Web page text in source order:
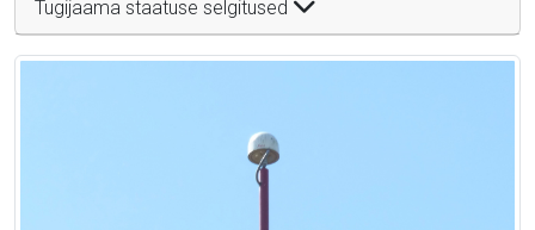
Tugijaama staatuse selgitused